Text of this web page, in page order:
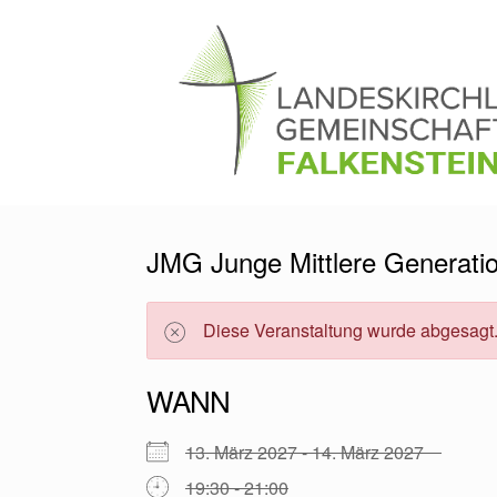
JMG Junge Mittlere
Diese Veranstaltung wurde abgesagt.
WANN
13. März 2027 - 14. März 2027
19:30 - 21:00